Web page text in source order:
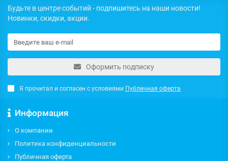
Будьте в центре событий - подпишитесь на наши новости!
Новинки, скидки, акции.
Оформить подписку
Я прочитал и согласен с условиями Публичная оферта
Информация
О компании
Политика конфиденциальности
Публичная оферта